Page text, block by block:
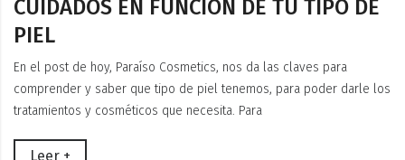
CUIDADOS EN FUNCIÓN DE TU TIPO DE
PIEL
En el post de hoy, Paraíso Cosmetics, nos da las claves para
comprender y saber que tipo de piel tenemos, para poder darle los
tratamientos y cosméticos que necesita. Para
Leer +